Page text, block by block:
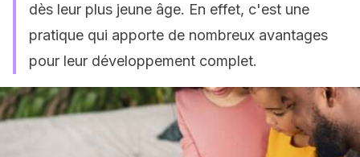
dès leur plus jeune âge. En effet, c'est une
pratique qui apporte de nombreux avantages
pour leur développement complet.